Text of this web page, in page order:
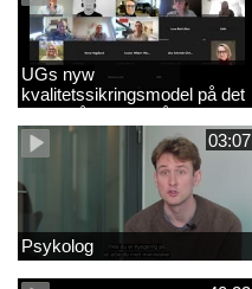
UGs nyw
kvalitetssikringsmodel på det
videregående område
03:07
Psykolog